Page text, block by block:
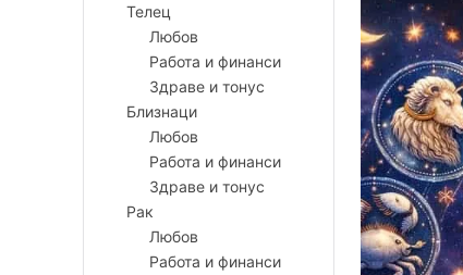
Телец
Любов
Работа и финанси
Здраве и тонус
Близнаци
Любов
Работа и финанси
Здраве и тонус
Рак
Любов
Работа и финанси